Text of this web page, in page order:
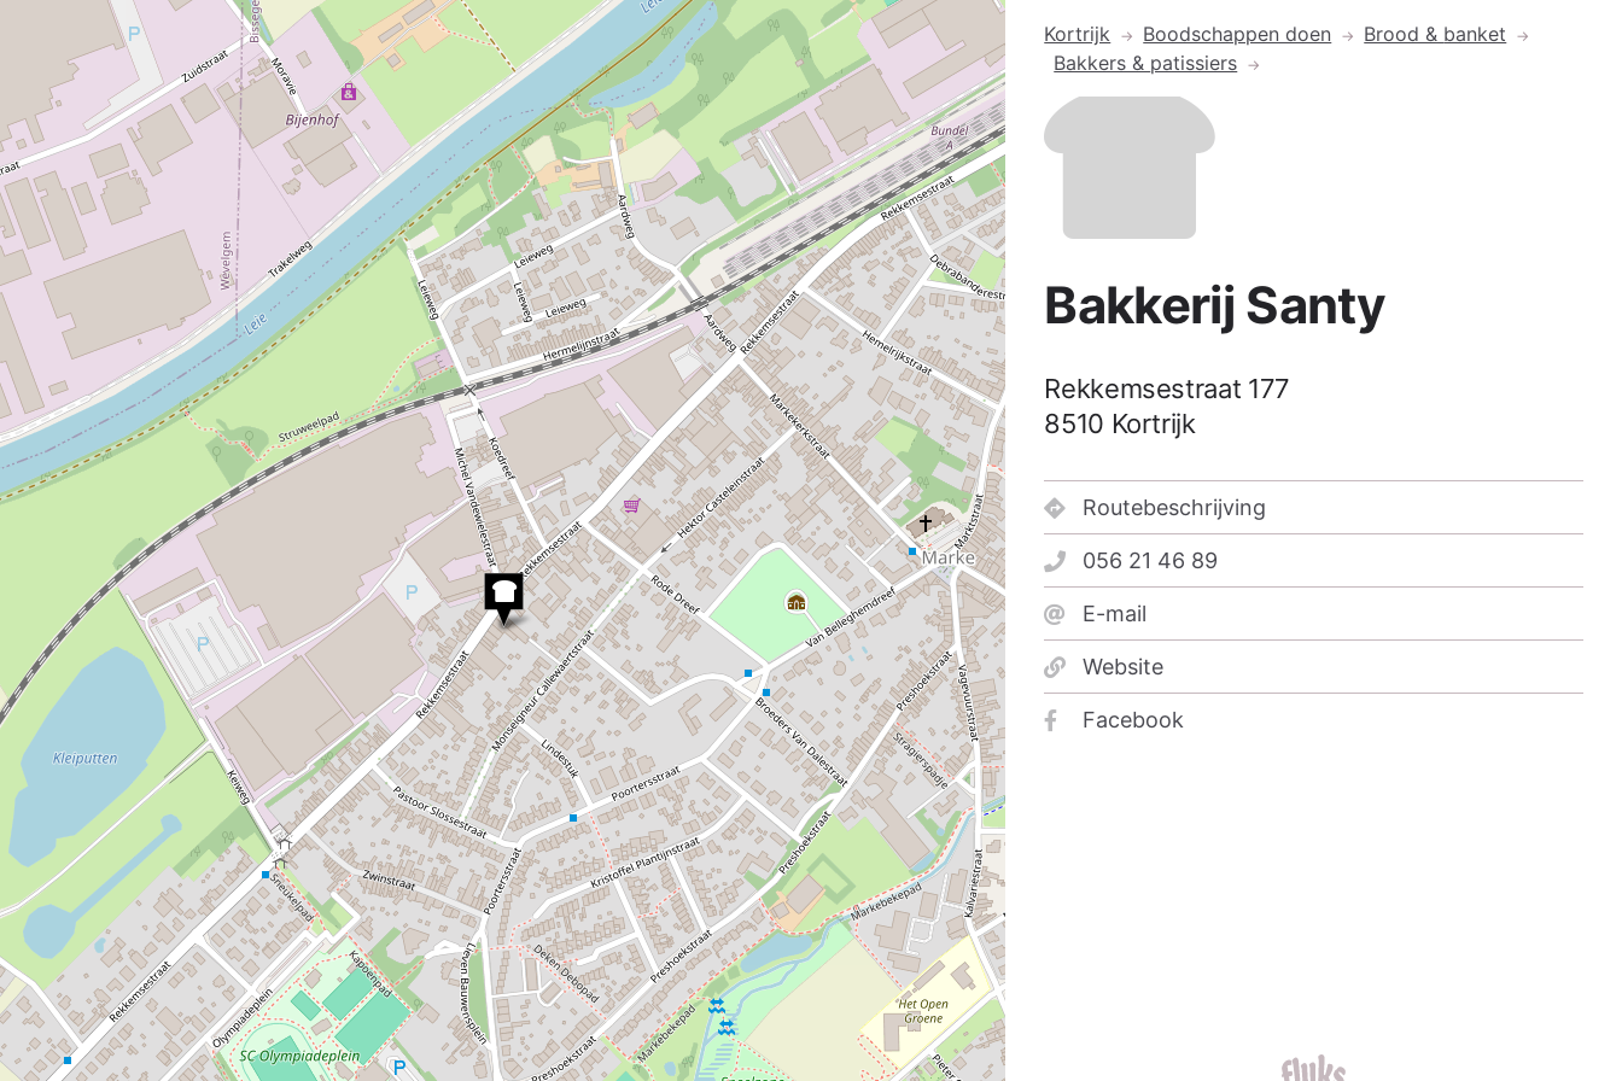
Kortrijk Boodschappen doen Brood & banket
Bakkers & patissiers
Bakkerij Santy
Rekkemsestraat 177
8510 Kortrijk
Routebeschrijving
056 21 46 89
E-mail
Website
Facebook
fluks was here